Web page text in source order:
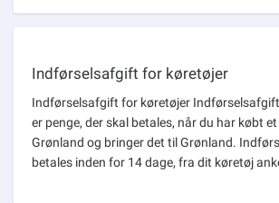
Indførselsafgift for køretøjer
Indførselsafgift for køretøjer
er penge, der skal betales, når du har købt
Grønland og bringer det til Grønland.
betales inden for 14 dage, fra dit køretøj